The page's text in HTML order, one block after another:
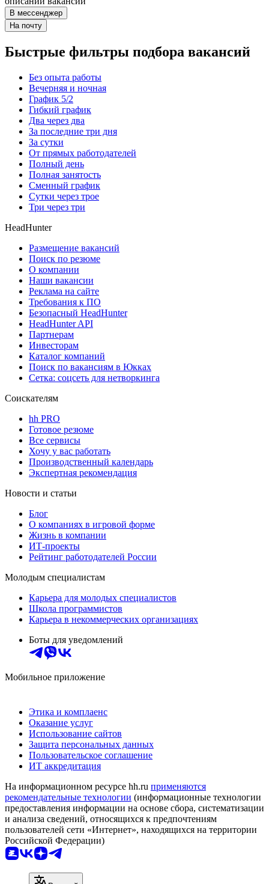
В мессенджер
На почту
Быстрые фильтры подбора вакансий
Без опыта работы
Вечерняя и ночная
График 5/2
Гибкий график
Два через два
За последние три дня
За сутки
От прямых работодателей
Полный день
Полная занятость
Сменный график
Сутки через трое
Три через три
HeadHunter
Размещение вакансий
Поиск по резюме
О компании
Наши вакансии
Реклама на сайте
Требования к ПО
Безопасный HeadHunter
HeadHunter API
Партнерам
Инвесторам
Каталог компаний
Поиск по вакансиям в Юкках
Сетка: соцсеть для нетворкинга
Соискателям
hh PRO
Готовое резюме
Все сервисы
Хочу у вас работать
Производственный календарь
Экспертная рекомендация
Новости и статьи
Блог
О компаниях в игровой форме
Жизнь в компании
ИТ-проекты
Рейтинг работодателей России
Молодым специалистам
Карьера для молодых специалистов
Школа программистов
Карьера в некоммерческих организациях
Боты для уведомлений
Мобильное приложение
Этика и комплаенс
Оказание услуг
Использование сайтов
Защита персональных данных
Пользовательское соглашение
ИТ аккредитация
На информационном ресурсе hh.ru применяются
рекомендательные технологии (информационные технологии
предоставления информации на основе сбора, систематизации
и анализа сведений, относящихся к предпочтениям
пользователей сети «Интернет», находящихся на территории
Российской Федерации)